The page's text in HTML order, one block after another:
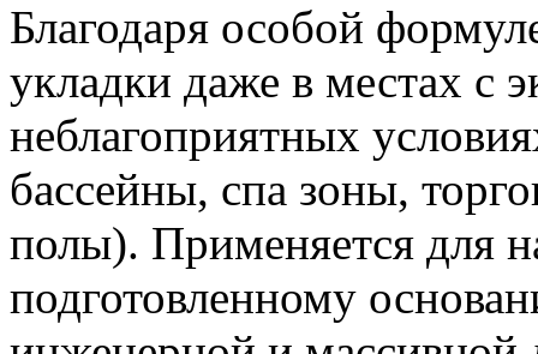
Благодаря особой
укладки даже в местах с
неблагоприятных
бассейны, спа зоны,
полы). Применяется для
подготовленному